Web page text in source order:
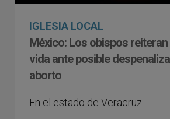
IGLESIA LOCAL
México: Los obispos
vida ante posible
aborto
En el estado de Veracruz